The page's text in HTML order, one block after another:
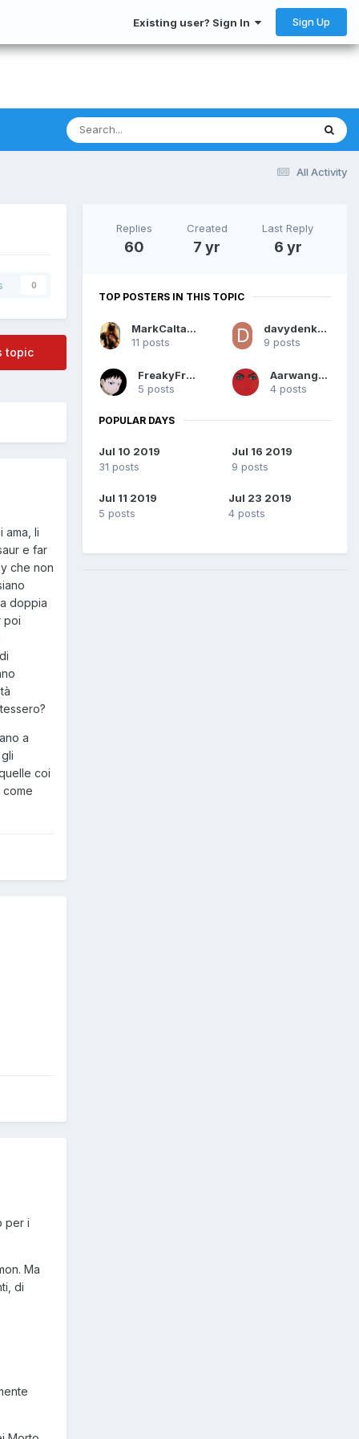
Existing user? Sign In Sign Up
All Activity
0
topic
ama, li
e far
che non
doppia
poi
a
coi
come
per i
Ma
di
Replies
60
Created
7 yr
Last Reply
6 yr
TOP POSTERS IN THIS TOPIC
MarkCaltagirone
11 posts
davydenkovic90
9 posts
FreakyFred
5 posts
Aarwangen
4 posts
POPULAR DAYS
Jul 10 2019
31 posts
Jul 16 2019
9 posts
Jul 11 2019
5 posts
Jul 23 2019
4 posts